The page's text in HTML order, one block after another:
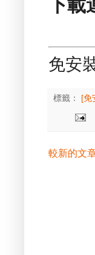
下載
免安
標籤： [免
較新的文